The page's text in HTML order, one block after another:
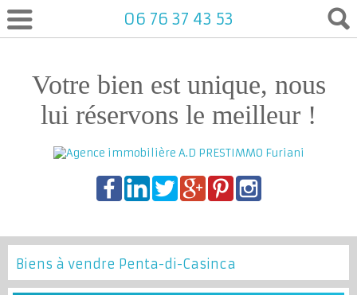
Votre bien est unique, nous
lui réservons le meilleur !
06 76 37 43 53
Biens à vendre Penta-di-Casinca